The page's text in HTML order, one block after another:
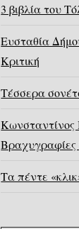
3 βιβλία του
Ευσταθία
Κριτική
Τέσσερα
Κωνσταντίνος
Βραχυγραφίες
Τα πέντε